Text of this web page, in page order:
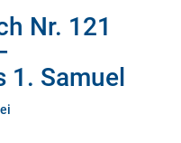
Nr. 121
1. Samuel